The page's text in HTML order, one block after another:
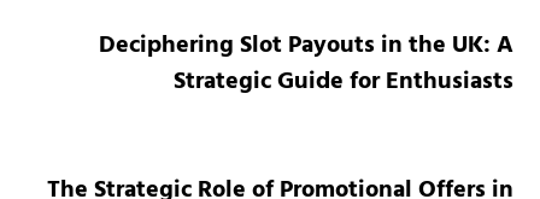
Deciphering Slot Payouts in the UK: A
Strategic Guide for Enthusiasts